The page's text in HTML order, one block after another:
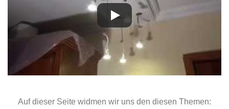
Auf dieser Seite widmen wir uns den diesen Themen: